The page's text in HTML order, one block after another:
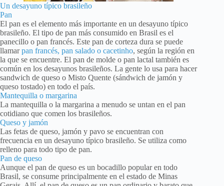
Un desayuno típico brasileño
Pan
El pan es el elemento más importante en un desayuno típico
brasileño. El tipo de pan más consumido en Brasil es el
panecillo o pan francés. Este pan de corteza dura se puede
llamarpan francés, pan salado o cacetinho, según la región en
la que se encuentre. El pan de molde o pan lactal también es
común en los desayunos brasileños. La gente lo usa para hacer
sandwich de queso o Misto Quente (sándwich de jamón y
queso tostado) en todo el país.
Mantequilla o margarina
La mantequilla o la margarina a menudo se untan en el pan
cotidiano que comen los brasileños.
Queso y jamón
Las fetas de queso, jamón y pavo se encuentran con
frecuencia en un desayuno típico brasileño. Se utiliza como
relleno para todo tipo de pan.
Pan de queso
Aunque el pan de queso es un bocadillo popular en todo
Brasil, se consume principalmente en el estado de Minas